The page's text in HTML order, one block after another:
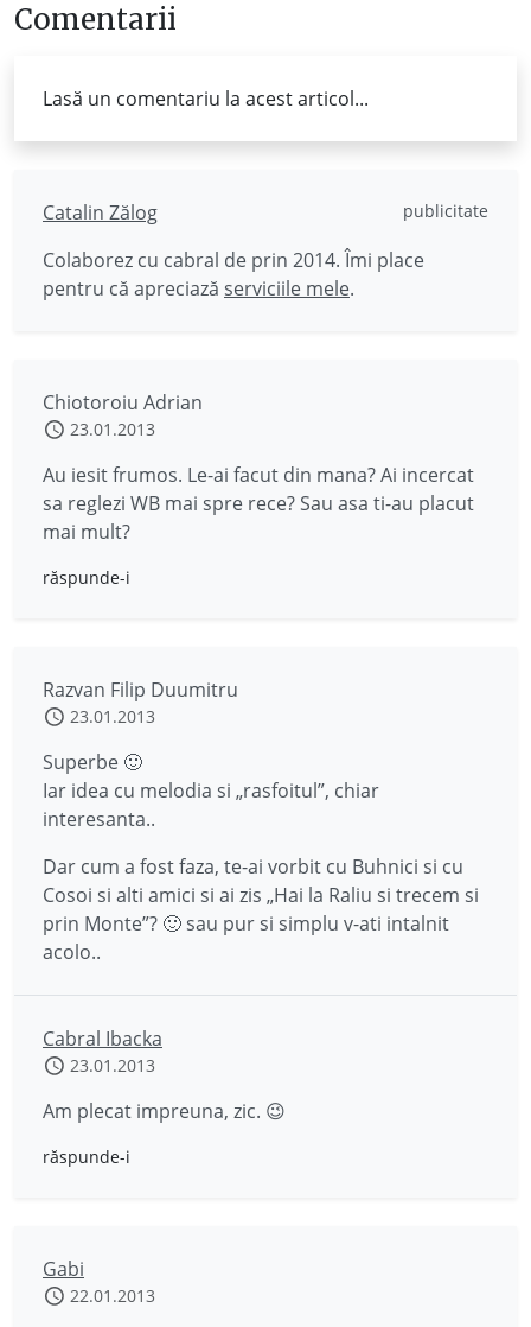
Comentarii
Lasă un comentariu la acest articol...
Catalin Zălog publicitate
Colaborez cu cabral de prin 2014. Îmi place
pentru că apreciază serviciile mele.
Chiotoroiu Adrian
23.01.2013
Au iesit frumos. Le-ai facut din mana? Ai incercat
sa reglezi WB mai spre rece? Sau asa ti-au placut
mai mult?
răspunde-i
Razvan Filip Duumitru
23.01.2013
Superbe 🙂
Iar idea cu melodia si „rasfoitul”, chiar
interesanta..
Dar cum a fost faza, te-ai vorbit cu Buhnici si cu
Cosoi si alti amici si ai zis „Hai la Raliu si trecem si
prin Monte”? 🙂 sau pur si simplu v-ati intalnit
acolo..
Cabral Ibacka
23.01.2013
Am plecat impreuna, zic. 😉
răspunde-i
Gabi
22.01.2013